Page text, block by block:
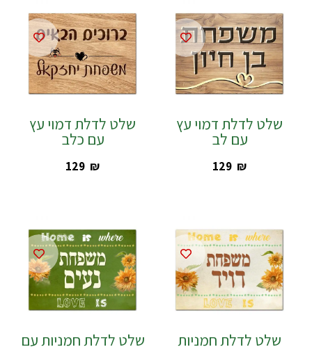
שלט לדלת דמוי עץ
עם לב
‎129 ₪
שלט לדלת דמוי עץ
עם כלב
‎129 ₪
שלט לדלת חמניות שלט לדלת חמניות עם